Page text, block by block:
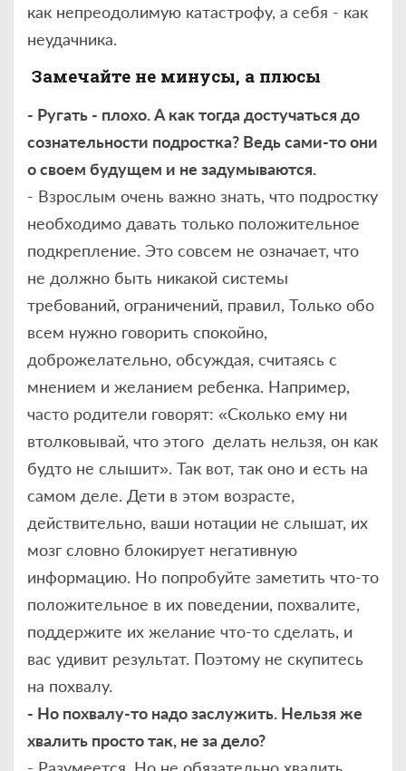
как непреодолимую катастрофу, а себя - как
неудачника.
Замечайте не минусы, а плюсы
- Ругать - плохо. А как тогда достучаться до
сознательности подростка? Ведь сами-то они
о своем будущем и не задумываются.
- Взрослым очень важно знать, что подростку
необходимо давать только положительное
подкрепление. Это совсем не означает, что
не должно быть никакой системы
требований, ограничений, правил, Только обо
всем нужно говорить спокойно,
доброжелательно, обсуждая, считаясь с
мнением и желанием ребенка. Например,
часто родители говорят: «Сколько ему ни
втолковывай, что этого делать нельзя, он как
будто не слышит». Так вот, так оно и есть на
самом деле. Дети в этом возрасте,
действительно, ваши нотации не слышат, их
мозг словно блокирует негативную
информацию. Но попробуйте заметить что-то
положительное в их поведении, похвалите,
поддержите их желание что-то сделать, и
вас удивит результат. Поэтому не скупитесь
на похвалу.
- Но похвалу-то надо заслужить. Нельзя же
хвалить просто так, не за дело?